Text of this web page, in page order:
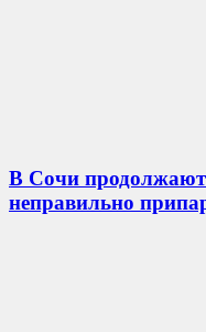
В Сочи
неправильно